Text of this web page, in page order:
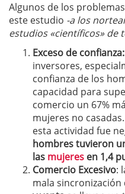
Algunos de los
este estudio -a los
estudios «científicos» de
Exceso de confianza:
inversores,
confianza de los
capacidad para
comercio un 67%
mujeres no
esta actividad fue
hombres tuvieron
las mujeres en 1,4
Comercio Excesivo:
mala sincronización